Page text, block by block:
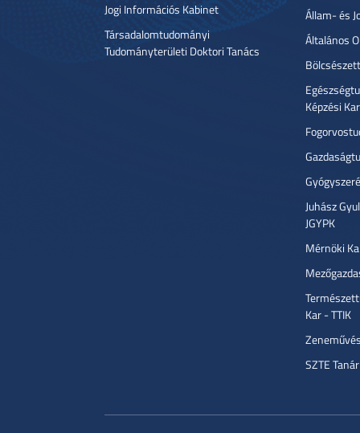
Jogi Információs Kabinet
Társadalomtudományi
Tudományterületi Doktori Tanács
Állam- és
Általános
Képzési
Juhász
JGYPK
Mérnöki
Kar - TTIK
SZTE